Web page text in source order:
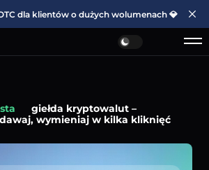
dla klientów o dużych wolumenach 💎
giełda kryptowalut –
wymieniaj w kilka kliknięć